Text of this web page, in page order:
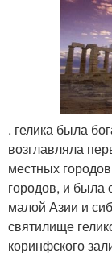
. гелика была
возглавляла
местных
городов, и была
малой Азии и
святилище
коринфского